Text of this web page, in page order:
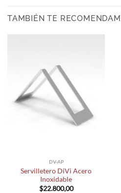
TAMBIÉN TE
DV-AP
Servilletero DiVi Acero
Inoxidable
$22.800,00